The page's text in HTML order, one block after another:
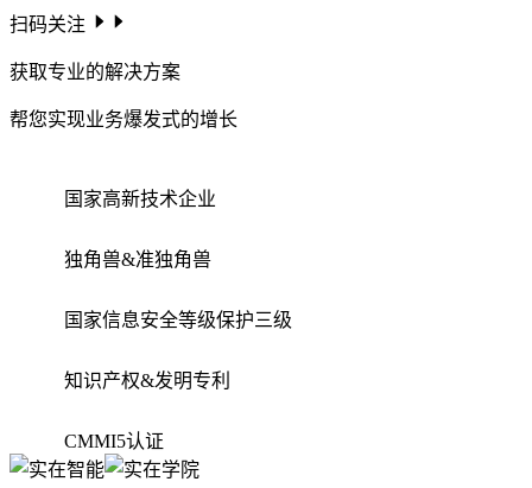
扫码关注
获取专业的解决方案
帮您实现业务爆发式的增长
国家高新技术企业
独角兽&准独角兽
国家信息安全等级保护三级
知识产权&发明专利
CMMI5认证